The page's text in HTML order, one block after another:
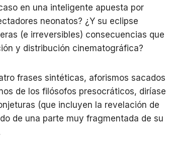
en una inteligente apuesta por
neonatos? ¿Y su eclipse
(e irreversibles) consecuencias que
y distribución cinematográfica?
frases sintéticas, aforismos sacados
de los filósofos presocráticos, diríase
(que incluyen la revelación de
de una parte muy fragmentada de su